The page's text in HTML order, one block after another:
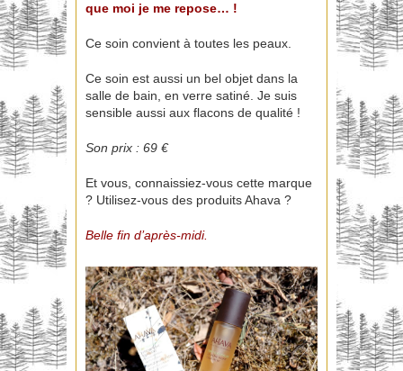
que moi je me repose… !
Ce soin convient à toutes les peaux.
Ce soin est aussi un bel objet dans la
salle de bain, en verre satiné. Je suis
sensible aussi aux flacons de qualité !
Son prix : 69 €
Et vous, connaissiez-vous cette marque
? Utilisez-vous des produits Ahava ?
Belle fin d’après-midi.